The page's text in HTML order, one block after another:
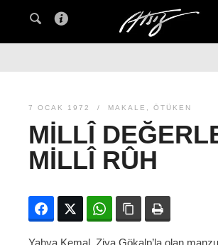
7 OCAK 1972 MAKALE , ÖTÜKEN
MILLÎ
MILLÎ RÛH
FacebookTwitter WhatsAppBağlanıyı kopyala